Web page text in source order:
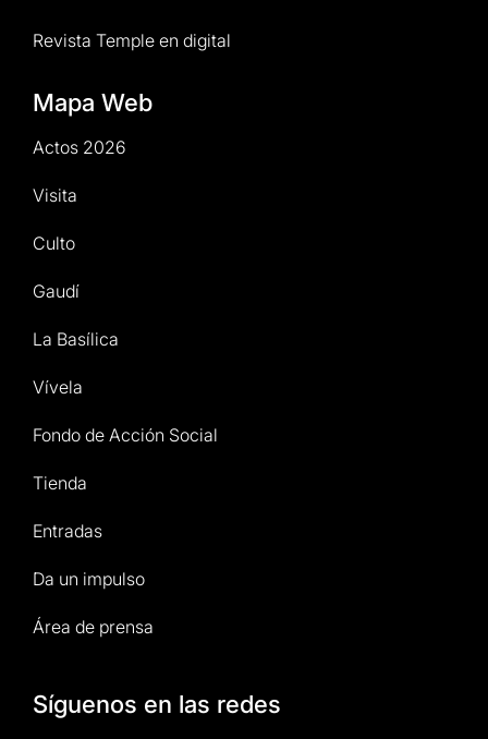
Revista Temple en digital
Mapa Web
Actos 2026
Visita
Culto
Gaudí
La Basílica
Vívela
Fondo de Acción Social
Tienda
Entradas
Da un impulso
Área de prensa
Síguenos en las redes